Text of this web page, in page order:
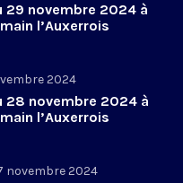
29 novembre 2024 à
l’Auxerrois
2024
28 novembre 2024 à
l’Auxerrois
novembre 2024